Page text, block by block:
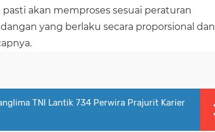
akan memproses sesuai peraturan
yang berlaku secara proporsional dan
TNI Lantik 734 Perwira Prajurit Karier